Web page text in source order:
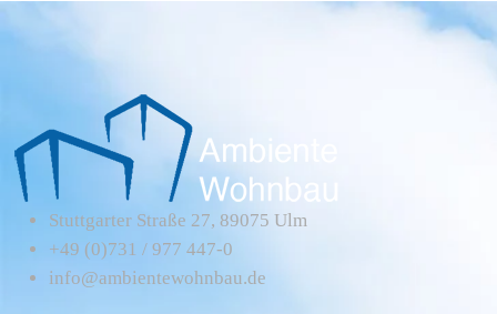
Stuttgarter Straße 27, 89075 Ulm
+49 (0)731 / 977 447-0
info@ambientewohnbau.de